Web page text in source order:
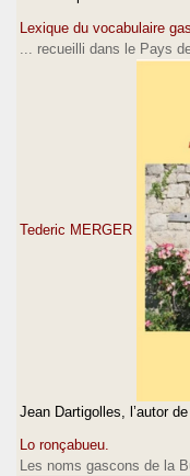
Lexique du vocabulaire
... recueilli dans le Pays
Tederic MERGER
Jean Dartigolles, l’autor
Lo ronçabueu.
Les noms gascons de la